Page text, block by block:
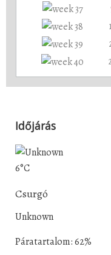
Időjárás
6°C
Csurgó
Unknown
Páratartalom: 62%